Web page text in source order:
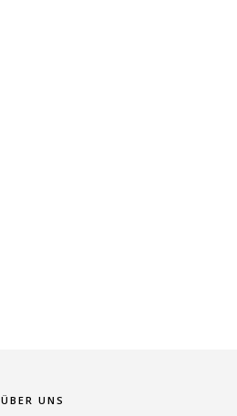
ÜBER UNS